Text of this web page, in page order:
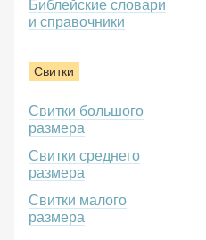
Библейские словари
и справочники
Свитки
Свитки большого
размера
Свитки среднего
размера
Свитки малого
размера